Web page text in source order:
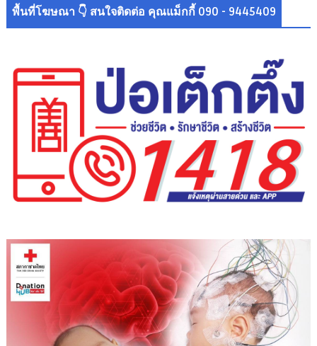
พื้นที่โฆษณา 👇 สนใจติดต่อ คุณแม็กกี้ 090 - 9445409